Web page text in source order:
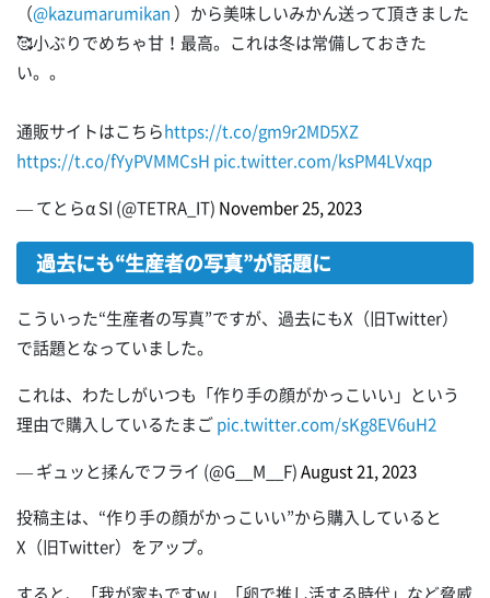
（@kazumarumikan ）から美味しいみかん送って頂きました
🥰小ぶりでめちゃ甘！最高。これは冬は常備しておきた
い。。
通販サイトはこちらhttps://t.co/gm9r2MD5XZ
https://t.co/fYyPVMMCsH pic.twitter.com/ksPM4LVxqp
— てとらα SI (@TETRA_IT) November 25, 2023
過去にも“生産者の写真”が話題に
こういった“生産者の写真”ですが、過去にもX（旧Twitter）
で話題となっていました。
これは、わたしがいつも「作り手の顔がかっこいい」という
理由で購入しているたまごpic.twitter.com/sKg8EV6uH2
— ギュッと揉んでフライ (@G__M__F)August 21, 2023
投稿主は、“作り手の顔がかっこいい”から購入していると
X（旧Twitter）をアップ。